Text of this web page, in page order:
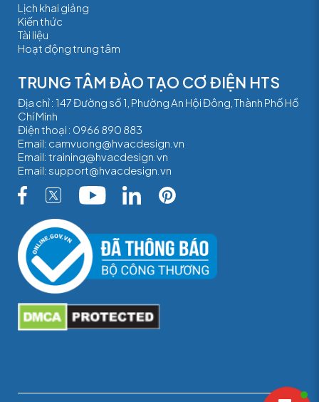
Lịch khai giảng
Kiến thức
Tài liệu
Hoạt động trung tâm
TRUNG TÂM ĐÀO TẠO CƠ ĐIỆN HTS
Địa chỉ : 147 Đường số 1, Phường An Hội Đông, Thành Phố Hồ
Chí Minh
Điện thoại : 0966 890 883
Email: camvuong@hvacdesign.vn
Email: training@hvacdesign.vn
Email: support@hvacdesign.vn